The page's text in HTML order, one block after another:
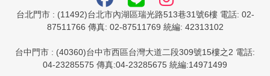
台北門市 : (11492)台北市內湖區瑞光路513巷31號6樓 電話: 02-
87511766 傳真: 02-87511769 統編: 42313102
台中門市 : (40360)台中市西區台灣大道二段309號15樓之2 電話:
04-23285575 傳真:04-23285675 統編:14971499